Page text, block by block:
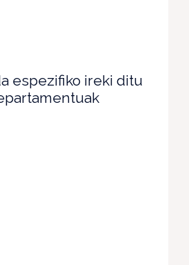
espezifiko ireki ditu